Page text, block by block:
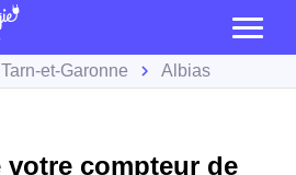
Tarn-et-Garonne Albias